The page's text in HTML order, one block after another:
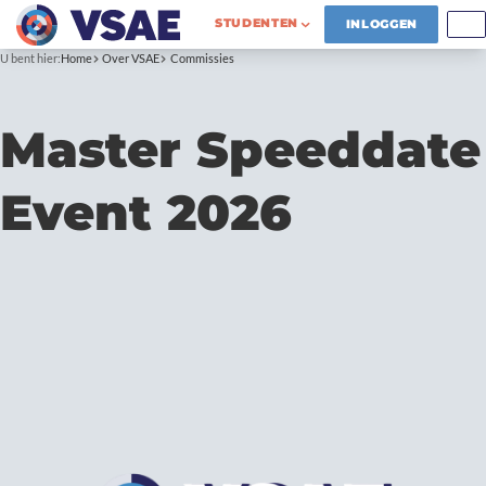
STUDENTEN INLOGGEN
U bent hier:Home Over VSAE Commissies
Master Speeddate
Event 2026